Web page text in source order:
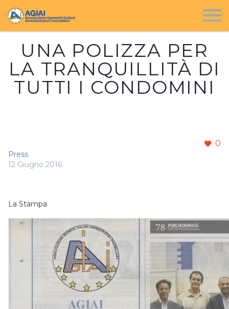
UNA POLIZZA PER
LA TRANQUILLITÀ DI
TUTTI I CONDOMINI
0
Press
12 Giugno 2016
La Stampa